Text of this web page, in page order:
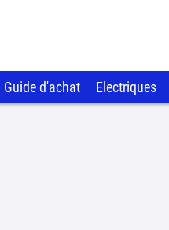
Guide d'achat Electriques